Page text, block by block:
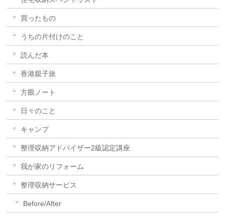
買ったもの
うちの片付けのこと
読んだ本
香港親子旅
方眼ノート
日々のこと
キャンプ
整理収納アドバイザー2級認定講座
我が家のリフォーム
整理収納サービス
Before/After